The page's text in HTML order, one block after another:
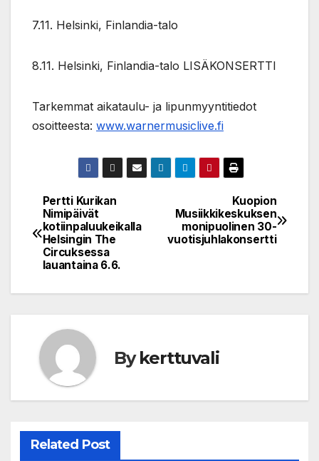
7.11. Helsinki, Finlandia-talo
8.11. Helsinki, Finlandia-talo LISÄKONSERTTI
Tarkemmat aikataulu- ja lipunmyyntitiedot
osoitteesta: www.warnermusiclive.fi
Post
navigation
Kuopion
Musiikkikeskuksen
monipuolinen 30-
vuotisjuhlakonsertti
Pertti Kurikan
Nimipäivät
kotiinpaluukeikalla
Helsingin The
Circuksessa
lauantaina 6.6.
Bykerttuvali
Related Post